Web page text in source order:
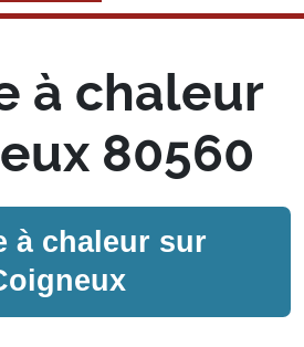
à chaleur
80560
à chaleur sur